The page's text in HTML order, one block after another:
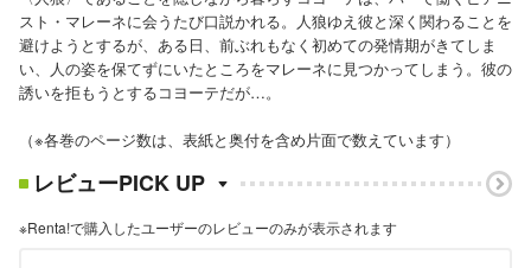
スト・マレーネに会うたび口説かれる。人狼ゆえ彼と深く関わることを
避けようとするが、ある日、前ぶれもなく初めての発情期がきてしま
い、人の姿を保てずにいたところをマレーネに見つかってしまう。彼の
誘いを拒もうとするコヨーテだが…。
（※各巻のページ数は、表紙と奥付を含め片面で数えています）
レビューPICK UP
※Renta!で購入したユーザーのレビューのみが表示されます